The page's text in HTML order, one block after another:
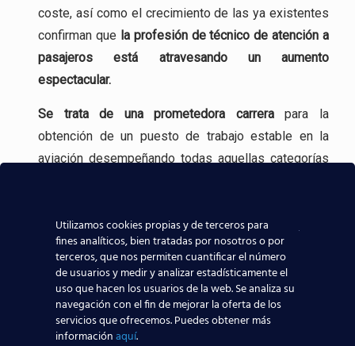
coste, así como el crecimiento de las ya existentes
confirman que la profesión de técnico de atención a
pasajeros está atravesando un aumento
espectacular.
Se trata de unaprometedora carrerapara la
obtención de un puesto de trabajo estable en la
aviación desempeñando todas aquellas categorías
aeronáutica, tenemoscontacto directo con las
compañías aeronáuticas, lo que sin duda ayudará a
que todos los alumnos de nuestros centros
aeronáuticos destaquen y consigan mejores y
mayores posibilidades reales de trabajar en el
Utilizamos cookies propias y de terceros para
fines analíticos, bien tratadas por nosotros o por
terceros, que nos permiten cuantificar el número
de usuarios y medir y analizar estadísticamente el
uso que hacen los usuarios de la web. Se analiza su
navegación con el fin de mejorar la oferta de los
servicios que ofrecemos. Puedes obtener más
informaciónaquí.